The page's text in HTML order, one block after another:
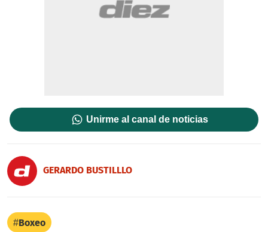
Unirme al canal de noticias
GERARDO BUSTILLLO
Boxeo